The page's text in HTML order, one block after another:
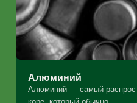
Алюминий
Алюминий — самый